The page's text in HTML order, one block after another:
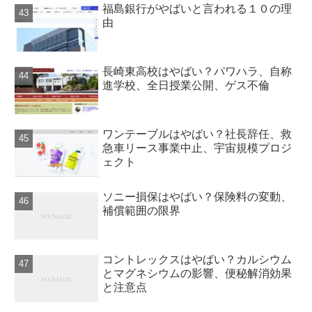
福島銀行がやばいと言われる１０の理
由
長崎東高校はやばい？パワハラ、自称
進学校、全日授業公開、ゲス不倫
ワンテーブルはやばい？社長辞任、救
急車リース事業中止、宇宙規模プロジ
ェクト
ソニー損保はやばい？保険料の変動、
補償範囲の限界
コントレックスはやばい？カルシウム
とマグネシウムの影響、便秘解消効果
と注意点